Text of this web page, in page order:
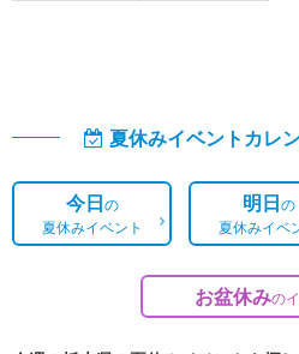
夏休みイベントカレ
今日の
夏休みイベント
明日の
夏休みイベ
お盆休みの